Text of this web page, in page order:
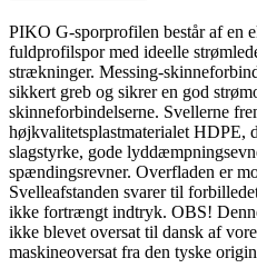
PIKO G-sporprofilen består af en
fuldprofilspor med ideelle
strækninger. Messing-
sikkert greb og sikrer en god
skinneforbindelserne. Svellerne
højkvalitetsplastmaterialet HDPE,
slagstyrke, gode
spændingsrevner. Overfladen er
Svelleafstanden svarer til
ikke fortrængt indtryk. OBS!
ikke blevet oversat til dansk af
maskineoversat fra den tyske